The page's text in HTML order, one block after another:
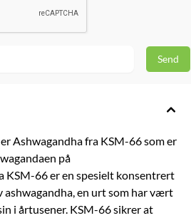
Ashwagandha fra KSM-66 som er
på
KSM-66 er en spesielt konsentrert
ashwagandha, en urt som har vært
i årtusener. KSM-66 sikrer at